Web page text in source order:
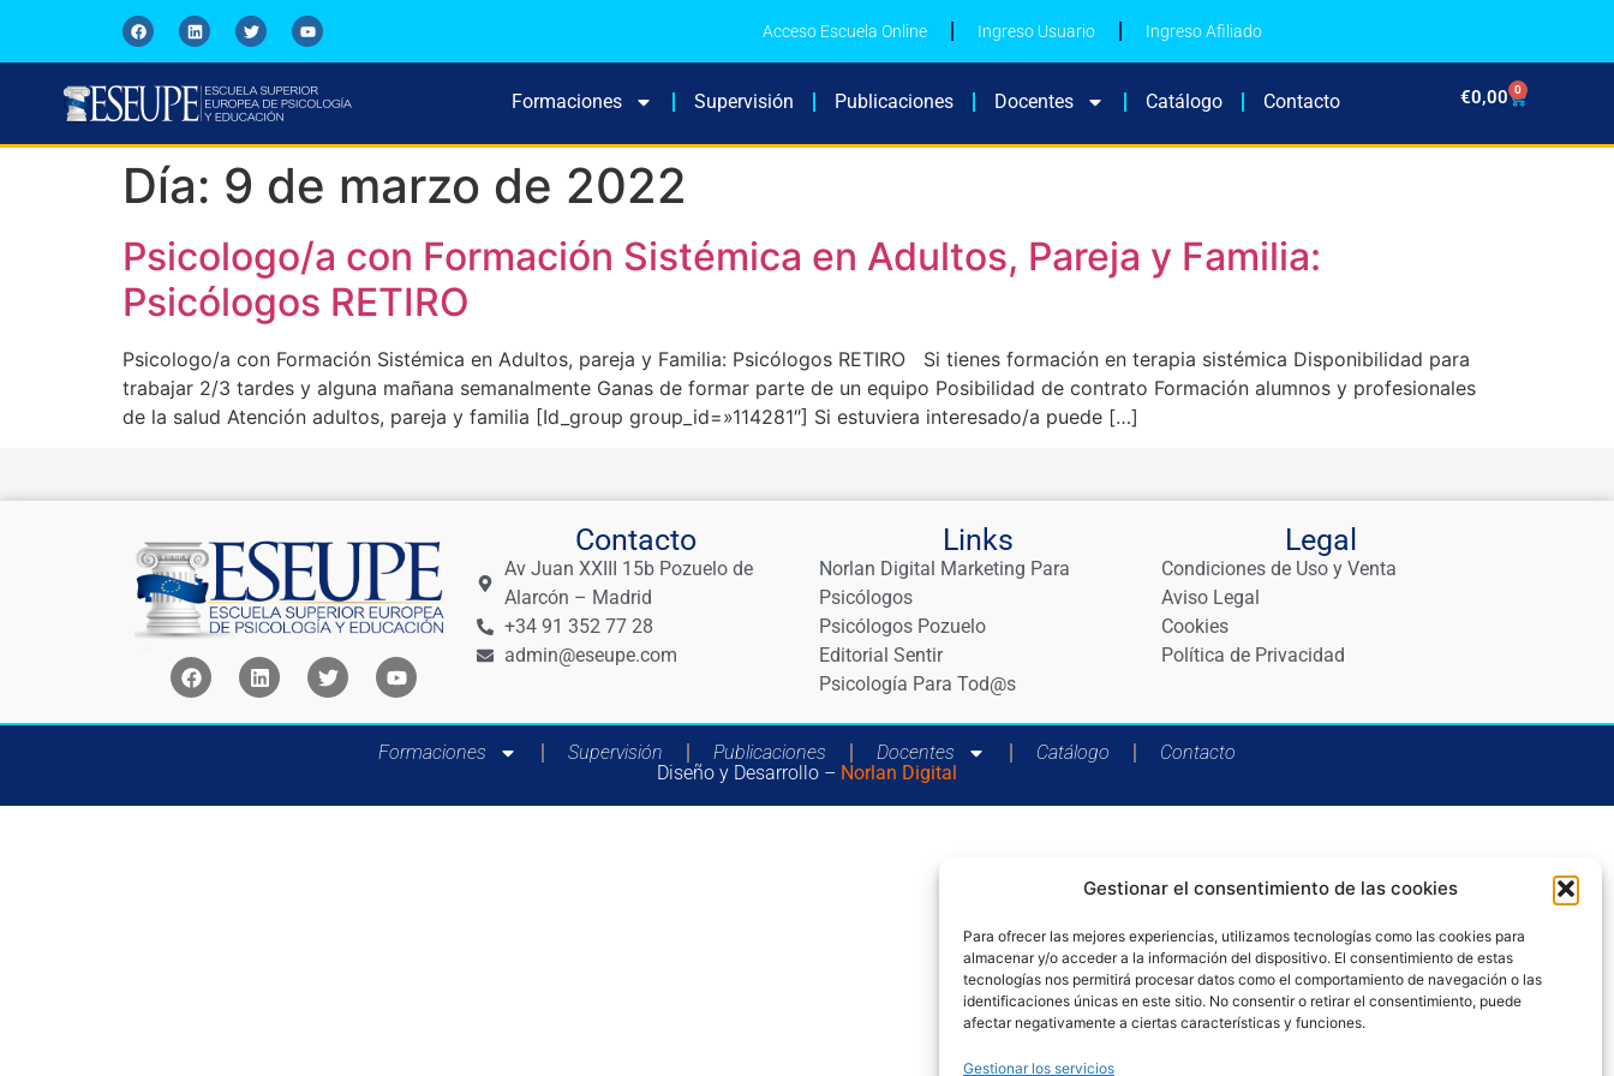
Gestionar el consentimiento de las cookies
Para ofrecer las mejores experiencias, utilizamos tecnologías como las cookies para
almacenar y/o acceder a la información del dispositivo. El consentimiento de estas
tecnologías nos permitirá procesar datos como el comportamiento de navegación o las
identificaciones únicas en este sitio. No consentir o retirar el consentimiento, puede
afectar negativamente a ciertas características y funciones.
Gestionar los servicios
Acceso Escuela Online Ingreso Usuario Ingreso Afiliado
Formaciones Supervisión Publicaciones Docentes Catálogo Contacto €0,00 0
Día: 9 de marzo de 2022
Psicologo/a con Formación Sistémica en Adultos, Pareja y Familia:
Psicólogos RETIRO
Psicologo/a con Formación Sistémica en Adultos, pareja y Familia: Psicólogos RETIRO Si tienes formación en terapia sistémica Disponibilidad para
trabajar 2/3 tardes y alguna mañana semanalmente Ganas de formar parte de un equipo Posibilidad de contrato Formación alumnos y profesionales
de la salud Atención adultos, pareja y familia [Id_group group_id=»114281″] Si estuviera interesado/a puede […]
Contacto
Av Juan XXIII 15b Pozuelo de
Alarcón – Madrid
+34 91 352 77 28
admin@eseupe.com
Links
Norlan Digital Marketing Para
Psicólogos
Psicólogos Pozuelo
Editorial Sentir
Psicología Para Tod@s
Legal
Condiciones de Uso y Venta
Aviso Legal
Cookies
Política de Privacidad
Formaciones Supervisión Publicaciones Docentes Catálogo
Contacto
Diseño y Desarrollo – Norlan Digital